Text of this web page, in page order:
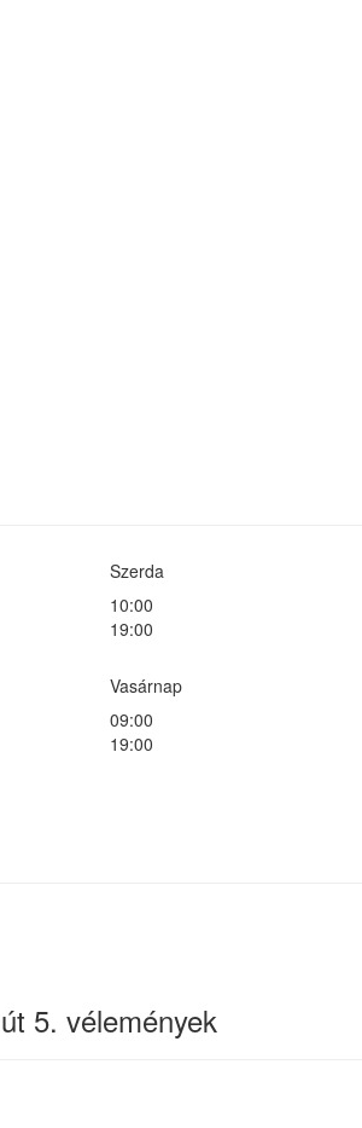
Szerda
10:00
19:00
Vasárnap
09:00
19:00
5. vélemények